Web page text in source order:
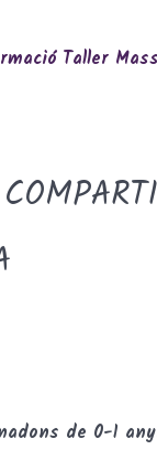
Taller
de 0-1